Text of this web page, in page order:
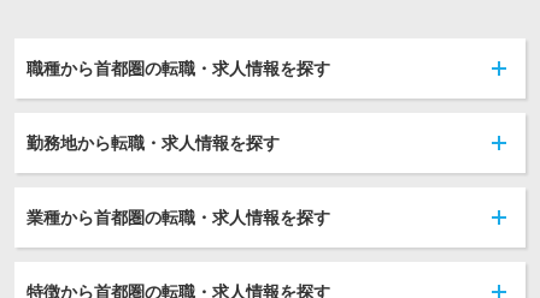
職種から首都圏の転職・求人情報を探す
勤務地から転職・求人情報を探す
業種から首都圏の転職・求人情報を探す
特徴から首都圏の転職・求人情報を探す